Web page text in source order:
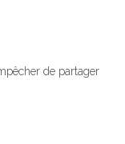
de partager